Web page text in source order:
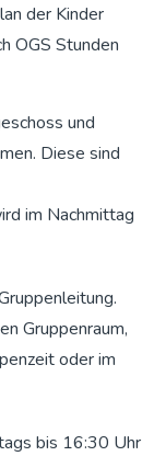
der Kinder
OGS Stunden
und
Diese sind
im Nachmittag
Gruppenraum,
oder im
bis 16:30 Uhr